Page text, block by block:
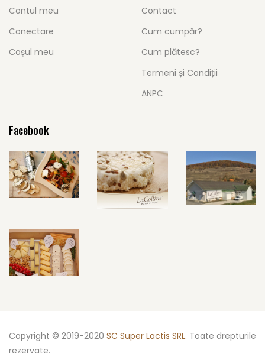
Contul meu
Conectare
Coșul meu
Contact
Cum cumpăr?
Cum plătesc?
Termeni și Condiții
ANPC
Facebook
Copyright © 2019-2020 SC Super Lactis SRL. Toate drepturile